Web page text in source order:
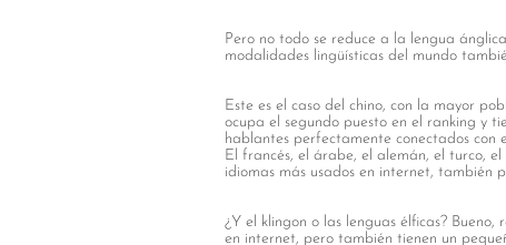
Pero no todo se reduce a la lengua
modalidades lingüísticas del mundo
Este es el caso del chino, con la mayor
ocupa el segundo puesto en el ranking y
hablantes perfectamente conectados con
El francés, el árabe, el alemán, el turco,
idiomas más usados en internet, también
¿Y el klingon o las lenguas élficas?
en internet, pero también tienen un